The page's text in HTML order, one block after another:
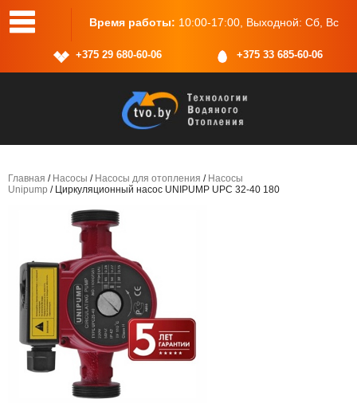
Выходной: Сб, Вс Адрес:г.Минск, ул.Васнецова, 25,
+375 29 680-60-06 +375 33 685-60-06
Главная / Насосы / Насосы для отопления / Насосы
Unipump / Циркуляционный насос UNIPUMP UPC 32-40 180